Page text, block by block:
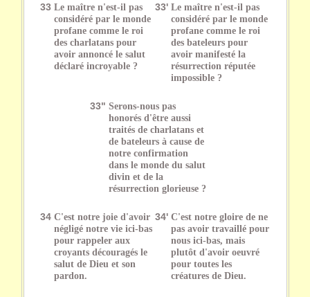
33 Le maître n'est-il pas
considéré par le monde
profane comme le roi
des charlatans pour
avoir annoncé le salut
déclaré incroyable ?
33' Le maître n'est-il pas
considéré par le monde
profane comme le roi
des bateleurs pour
avoir manifesté la
résurrection réputée
impossible ?
33" Serons-nous pas
honorés d'être aussi
traités de charlatans et
de bateleurs à cause de
notre confirmation
dans le monde du salut
divin et de la
résurrection glorieuse ?
34 C'est notre joie d'avoir
négligé notre vie ici-bas
pour rappeler aux
croyants découragés le
salut de Dieu et son
pardon.
34' C'est notre gloire de ne
pas avoir travaillé pour
nous ici-bas, mais
plutôt d'avoir oeuvré
pour toutes les
créatures de Dieu.